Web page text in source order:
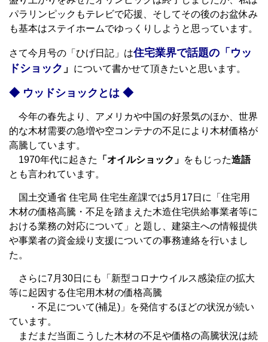
パラリンピックもテレビで応援、そしてその後のお盆休み
も基本はステイホームでゆっくりしようと思っています。
さて今月号の「ひげ日記」は住宅業界で話題の「ウッ
ドショック 」 について書かせて頂きたいと思います。
◆ ウッドショックとは ◆
今年の春先より、アメリカや中国の好景気のほか、世界
的な木材需要の急増や空コンテナの不足により木材価格が
高騰しています。
1970年代に起きた
「オイルショック」 をもじった造語
とも言われています。
国土交通省 住宅局 住宅生産課では5月17日に「住宅用
木材の価格高騰・不足を踏まえた木造住宅供給事業者等に
おける業務の対応について」と題し、建築主への情報提供
や事業者の資金繰り支援についての事務連絡を行いまし
た。
さらに7月30日にも「新型コロナウイルス感染症の拡大
等に起因する住宅用木材の価格高騰
・不足について(補足)」を発信するほどの状況が続い
ています。
まだまだ当面こうした木材の不足や価格の高騰状況は続